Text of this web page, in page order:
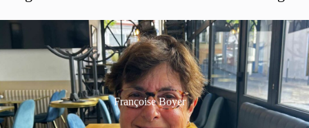
Françoise Boyer